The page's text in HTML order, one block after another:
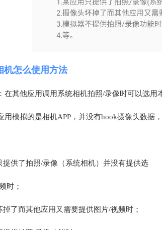
机怎么使用方法
在其他应用调用系统相机拍照/录像时可以选用
用模拟的是相机APP，并没有hook摄像头数据
提供了拍照/录像（系统相机）并没有提供选
时；
掉了而其他应用又需要提供图片/视频时；